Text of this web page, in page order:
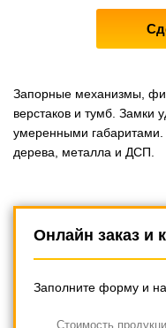
Запорные механизмы,
верстаков и тумб. Замки
умеренными
дерева, металла и ДСП.
Онлайн заказ и
Заполните форму и
Cтоимость